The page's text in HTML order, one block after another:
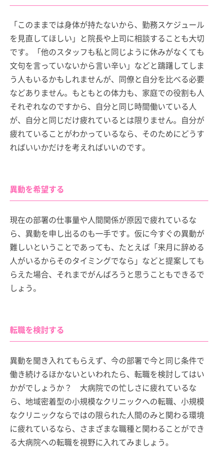
「このままでは身体が持たないから、勤務スケジュール
を見直してほしい」と院長や上司に相談することも大切
です。「他のスタッフも私と同じように休みがなくても
文句を言っていないから言い辛い」などと躊躇してしま
う人もいるかもしれませんが、同僚と自分を比べる必要
などありません。もともとの体力も、家庭での役割も人
それぞれなのですから、自分と同じ時間働いている人
が、自分と同じだけ疲れているとは限りません。自分が
疲れていることがわかっているなら、そのためにどうす
ればいいかだけを考えればいいのです。
異動を希望する
現在の部署の仕事量や人間関係が原因で疲れているな
ら、異動を申し出るのも一手です。仮に今すぐの異動が
難しいということであっても、たとえば「来月に辞める
人がいるからそのタイミングでなら」などと提案しても
らえた場合、それまでがんばろうと思うこともできるで
しょう。
転職を検討する
異動を聞き入れてもらえず、今の部署で今と同じ条件で
働き続けるほかないといわれたら、転職を検討してはい
かがでしょうか？ 大病院での忙しさに疲れているな
ら、地域密着型の小規模なクリニックへの転職、小規模
なクリニックならではの限られた人間のみと関わる環境
に疲れているなら、さまざまな職種と関わることができ
る大病院への転職を視野に入れてみましょう。